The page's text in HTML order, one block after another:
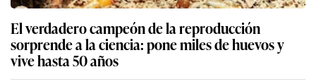
El verdadero campeón de la reproducción
sorprende a la ciencia: pone miles de huevos y
vive hasta 50 años